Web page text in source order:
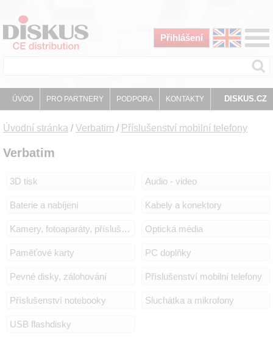
Přihlášení
ÚVOD PRO PARTNERY PODPORA KONTAKTY DISKUS.CZ
Úvodní stránka /Verbatim / Příslušenství mobilní telefony
Verbatim
3D tisk Audio - video
Baterie a nabíjení Kabely a konektory
Kamery, fotoaparáty, příslušenství Optická média
Paměťové karty PC doplňky
Pevné disky, zálohování Příslušenství mobilní telefony
Příslušenství notebooky Sluchátka a mikrofony
USB flashdisky